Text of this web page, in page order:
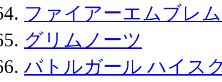
ファイアーエムブレ
グリムノーツ
バトルガール ハイス